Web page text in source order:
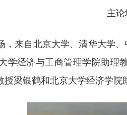
主
，来自北京大学、清华大学
学经济与工商管理学院助理
梁银鹤和北京大学经济学